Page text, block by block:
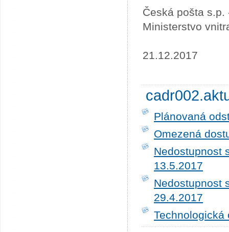
Česká pošta s.p.
Ministerstvo
21.12.2017
Plánovaná
Omezená
Nedostupnost
13.5.2017
Nedostupnost
29.4.2017
Technologická